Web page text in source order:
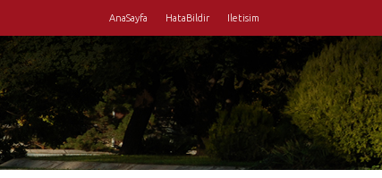
AnaSayfa HataBildir Iletisim